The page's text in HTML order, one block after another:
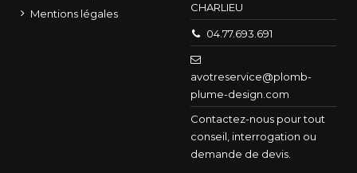
Mentions légales
CHARLIEU
04.77.693.691
avotreservice@plomb-
plume-design.com
Contactez-nous pour tout
conseil, interrogation ou
demande de devis.